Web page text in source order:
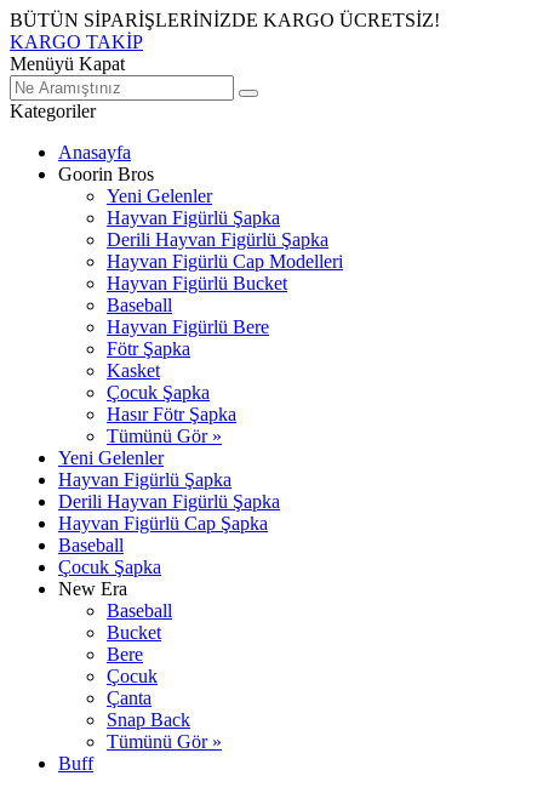
BÜTÜN SİPARİŞLERİNİZDE KARGO ÜCRETSİZ!
KARGO TAKİP
Menüyü Kapat
Kategoriler
Anasayfa
Goorin Bros
Yeni Gelenler
Hayvan Figürlü Şapka
Derili Hayvan Figürlü Şapka
Hayvan Figürlü Cap Modelleri
Hayvan Figürlü Bucket
Baseball
Hayvan Figürlü Bere
Fötr Şapka
Kasket
Çocuk Şapka
Hasır Fötr Şapka
Tümünü Gör »
Yeni Gelenler
Hayvan Figürlü Şapka
Derili Hayvan Figürlü Şapka
Hayvan Figürlü Cap Şapka
Baseball
Çocuk Şapka
New Era
Baseball
Bucket
Bere
Çocuk
Çanta
Snap Back
Tümünü Gör »
Buff